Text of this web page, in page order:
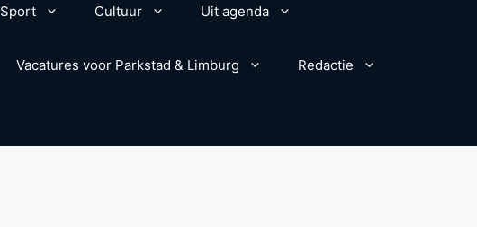
Sport Cultuur Uit agenda
Vacatures voor Parkstad & Limburg Redactie